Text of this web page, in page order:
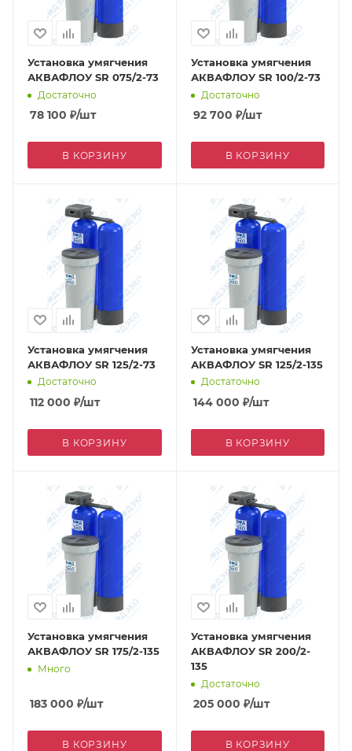
Установка умягчения
АКВАФЛОУ SR 075/2-73
Достаточно
78 100 ₽/шт
В КОРЗИНУ
Установка умягчения
АКВАФЛОУ SR 100/2-73
Достаточно
92 700 ₽/шт
В КОРЗИНУ
Установка умягчения
АКВАФЛОУ SR 125/2-73
Достаточно
112 000 ₽/шт
В КОРЗИНУ
Установка умягчения
АКВАФЛОУ SR 125/2-135
Достаточно
144 000 ₽/шт
В КОРЗИНУ
Установка умягчения
АКВАФЛОУ SR 175/2-135
Много
183 000 ₽/шт
В КОРЗИНУ
Установка умягчения
АКВАФЛОУ SR 200/2-
135
Достаточно
205 000 ₽/шт
В КОРЗИНУ